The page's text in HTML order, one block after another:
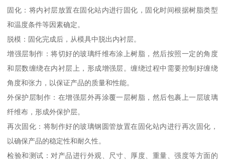
固化：将内衬层放置在固化站内进行固化，固化时间根据树脂类型
和温度条件等因素确定。
脱模：固化完成后，从模具中脱出内衬层。
增强层制作：将切好的玻璃纤维布涂上树脂，然后按照一定的角度
和层数缠绕在内衬层上，形成增强层。缠绕过程中需要控制好缠绕
角度和张力，以保证产品的质量和性能。
外保护层制作：在增强层外再涂覆一层树脂，然后包裹上一层玻璃
纤维布，形成外保护层。
再次固化：将制作好的玻璃钢圆管放置在固化站内进行再次固化，
以确保产品的稳定性和耐久性。
检验和测试：对产品进行外观、尺寸、厚度、重量、强度等方面的